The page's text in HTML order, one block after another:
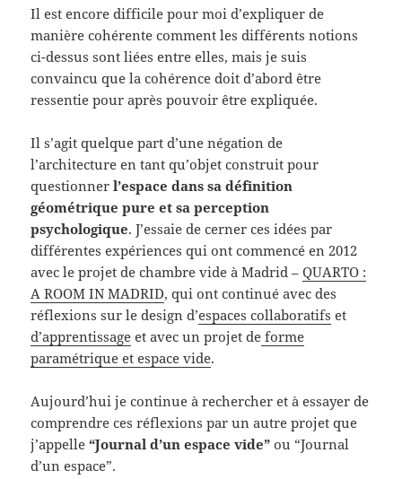
Il est encore difficile pour moi d’expliquer de
manière cohérente comment les différents notions
ci-dessus sont liées entre elles, mais je suis
convaincu que la cohérence doit d’abord être
ressentie pour après pouvoir être expliquée.
Il s’agit quelque part d’une négation de
l’architecture en tant qu’objet construit pour
questionnerl’espace dans sa définition
géométrique pure et sa perception
psychologique. J’essaie de cerner ces idées par
différentes expériences qui ont commencé en 2012
avec le projet de chambre vide à Madrid –QUARTO :
A ROOM IN MADRID, qui ont continué avec des
réflexions sur le design d’espaces collaboratifs et
d’apprentissage et avec un projet de forme
paramétrique et espace vide.
Aujourd’hui je continue à rechercher et à essayer de
comprendre ces réflexions par un autre projet que
j’appelle“Journal d’un espace vide” ou “Journal
d’un espace”.